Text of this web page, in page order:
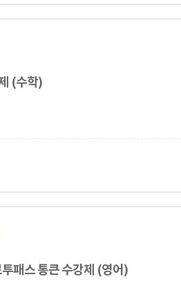
(수학)
패스 통큰 수강제 (영어)